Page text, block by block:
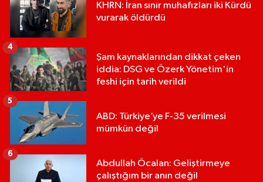
KHRN: İran sınır muhafızları iki Kürdü
vurarak öldürdü
Şam kaynaklarından dikkat çeken
iddia: DSG ve Özerk Yönetim'in
feshi için tarih verildi
4
ABD: Türkiye’ye F-35 verilmesi
mümkün değil
5
Abdullah Öcalan: Geliştirmeye
çalıştığım bir anın değil
6